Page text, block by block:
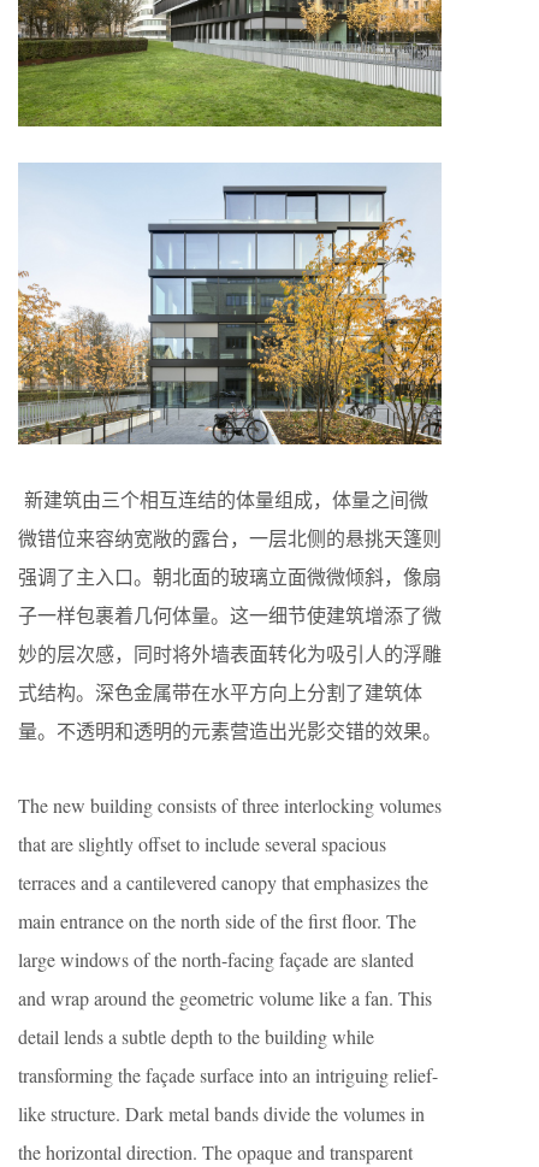
新建筑由三个相互连结的体量组成，体量之间微
微错位来容纳宽敞的露台，一层北侧的悬挑天篷则
强调了主入口。朝北面的玻璃立面微微倾斜，像扇
子一样包裹着几何体量。这一细节使建筑增添了微
妙的层次感，同时将外墙表面转化为吸引人的浮雕
式结构。深色金属带在水平方向上分割了建筑体
量。不透明和透明的元素营造出光影交错的效果。
The new building consists of three interlocking volumes
that are slightly offset to include several spacious
terraces and a cantilevered canopy that emphasizes the
main entrance on the north side of the first floor. The
large windows of the north-facing façade are slanted
and wrap around the geometric volume like a fan. This
detail lends a subtle depth to the building while
transforming the façade surface into an intriguing relief-
like structure. Dark metal bands divide the volumes in
the horizontal direction. The opaque and transparent